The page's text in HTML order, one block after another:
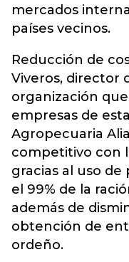
mercados
países vecinos.
Reducción de
Viveros, director
organización
empresas de
Agropecuaria
competitivo con
gracias al uso
el 99% de la
además de
obtención de
ordeño.